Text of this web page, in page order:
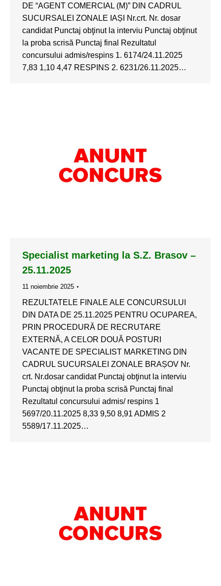
DE “AGENT COMERCIAL (M)” DIN CADRUL
SUCURSALEI ZONALE IAȘI Nr.crt. Nr. dosar
candidat Punctaj obţinut la interviu Punctaj obţinut
la proba scrisă Punctaj final Rezultatul
concursului admis/respins 1. 6174/24.11.2025
7,83 1,10 4,47 RESPINS 2. 6231/26.11.2025…
Specialist marketing la S.Z. Brasov –
25.11.2025
11 noiembrie 2025
REZULTATELE FINALE ALE CONCURSULUI
DIN DATA DE 25.11.2025 PENTRU OCUPAREA,
PRIN PROCEDURĂ DE RECRUTARE
EXTERNĂ, A CELOR DOUĂ POSTURI
VACANTE DE SPECIALIST MARKETING DIN
CADRUL SUCURSALEI ZONALE BRAȘOV Nr.
crt. Nr.dosar candidat Punctaj obţinut la interviu
Punctaj obţinut la proba scrisă Punctaj final
Rezultatul concursului admis/ respins 1
5697/20.11.2025 8,33 9,50 8,91 ADMIS 2
5589/17.11.2025…